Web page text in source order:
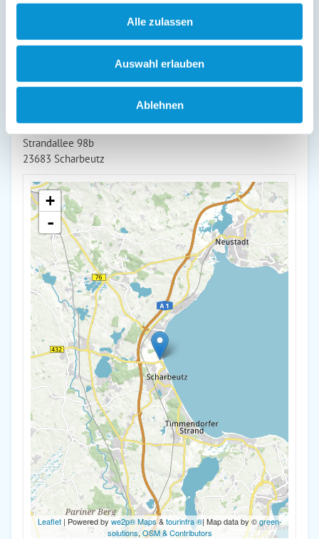
Alle zulassen
Auswahl erlauben
Ablehnen
weiterlesen
Lage & Adresse des Objektes
Muschel (63)
Strandallee 98b
23683 Scharbeutz
+
-
Leaflet| Powered by we2p® Maps&tourinfra ®| Map data by ©green-
solutions, OSM & Contributors